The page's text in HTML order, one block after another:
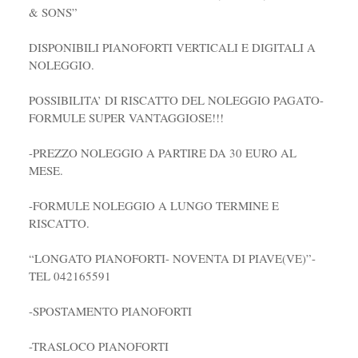
& SONS”
DISPONIBILI PIANOFORTI VERTICALI E DIGITALI A
NOLEGGIO.
POSSIBILITA’ DI RISCATTO DEL NOLEGGIO PAGATO-
FORMULE SUPER VANTAGGIOSE!!!
-PREZZO NOLEGGIO A PARTIRE DA 30 EURO AL
MESE.
-FORMULE NOLEGGIO A LUNGO TERMINE E
RISCATTO.
“LONGATO PIANOFORTI- NOVENTA DI PIAVE(VE)”-
TEL 042165591
-SPOSTAMENTO PIANOFORTI
-TRASLOCO PIANOFORTI